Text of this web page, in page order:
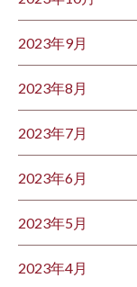
2023年9月
2023年8月
2023年7月
2023年6月
2023年5月
2023年4月